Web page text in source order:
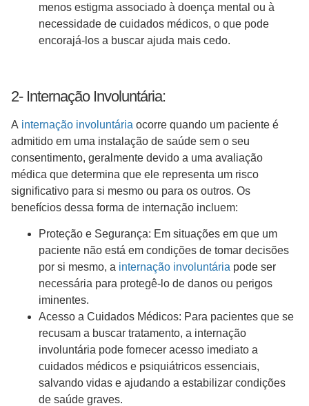
menos estigma associado à doença mental ou à
necessidade de cuidados médicos, o que pode
encorajá-los a buscar ajuda mais cedo.
2- Internação Involuntária:
A internação involuntária ocorre quando um paciente é
admitido em uma instalação de saúde sem o seu
consentimento, geralmente devido a uma avaliação
médica que determina que ele representa um risco
significativo para si mesmo ou para os outros. Os
benefícios dessa forma de internação incluem:
Proteção e Segurança: Em situações em que um
paciente não está em condições de tomar decisões
por si mesmo, a internação involuntária pode ser
necessária para protegê-lo de danos ou perigos
iminentes.
Acesso a Cuidados Médicos: Para pacientes que se
recusam a buscar tratamento, a internação
involuntária pode fornecer acesso imediato a
cuidados médicos e psiquiátricos essenciais,
salvando vidas e ajudando a estabilizar condições
de saúde graves.